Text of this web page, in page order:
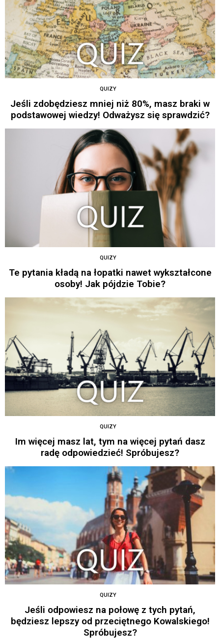
QUIZY
Jeśli zdobędziesz mniej niż 80%, masz braki w
podstawowej wiedzy! Odważysz się sprawdzić?
QUIZY
Te pytania kładą na łopatki nawet wykształcone
osoby! Jak pójdzie Tobie?
QUIZY
Im więcej masz lat, tym na więcej pytań dasz
radę odpowiedzieć! Spróbujesz?
QUIZY
Jeśli odpowiesz na połowę z tych pytań,
będziesz lepszy od przeciętnego Kowalskiego!
Spróbujesz?